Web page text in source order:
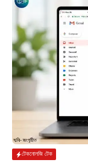
টেকনোলজি টেক